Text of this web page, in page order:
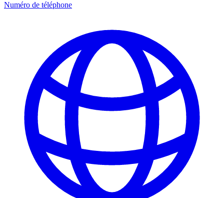
Numéro de téléphone